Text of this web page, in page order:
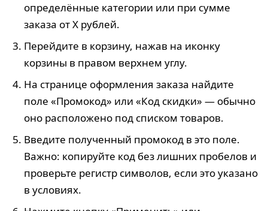
определённые категории или при сумме
заказа от X рублей.
Перейдите в корзину, нажав на иконку
корзины в правом верхнем углу.
На странице оформления заказа найдите
поле «Промокод» или «Код скидки» — обычно
оно расположено под списком товаров.
Введите полученный промокод в это поле.
Важно: копируйте код без лишних пробелов и
проверьте регистр символов, если это указано
в условиях.